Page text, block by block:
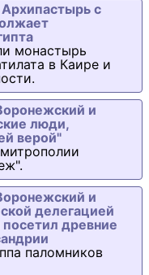
с
монастырь
в Каире и
и
люди,
верой"
и
делегацией
древние
паломников